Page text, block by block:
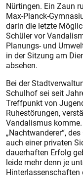
Nürtingen. Ein Zaun
Max-Planck-
darin die letzte
Schüler vor
Planungs- und
in der Sitzung am
absehen.
Bei der
Schulhof sei seit
Treffpunkt von
Ruhestörungen,
Vandalismus
„Nachtwanderer“,
auch einer privaten
dauerhaften Erfolg
leide mehr denn je